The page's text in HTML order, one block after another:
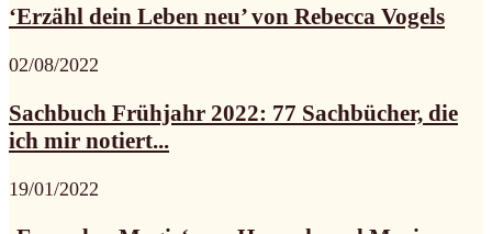
‘Erzähl dein Leben neu’ von Rebecca Vogels
02/08/2022
Sachbuch Frühjahr 2022: 77 Sachbücher, die
ich mir notiert...
19/01/2022